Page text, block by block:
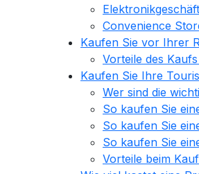
Convenience
Kaufen Sie vor Ihrer
Vorteile des
Kaufen Sie Ihre
Wer sind die
So kaufen Sie
So kaufen Sie
So kaufen Sie
Vorteile beim